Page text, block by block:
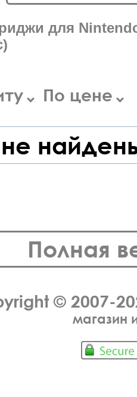
для
По цене
Полная
© 2007-
магазин